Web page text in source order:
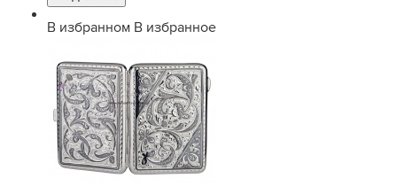
В избранном В избранное